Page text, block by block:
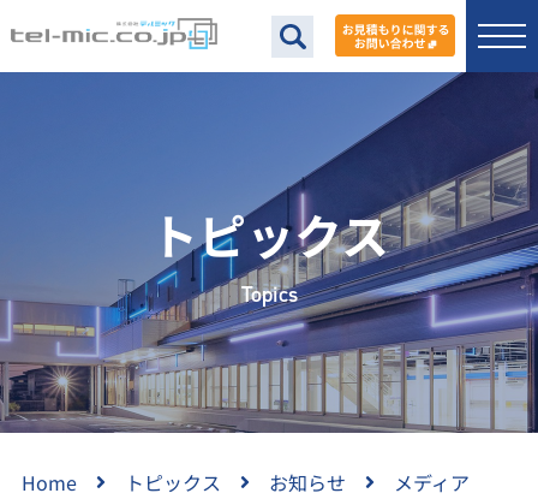
トピックス
Topics
Home トピックス お知らせ メディア